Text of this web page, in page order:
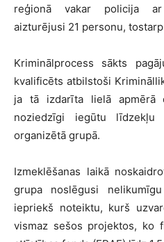
reģionā vakar policija ar
aizturējusi 21 personu,
Kriminālprocess sākts
kvalificēts atbilstoši
ja tā izdarīta lielā apmērā
noziedzīgi iegūtu līdzekļu
organizētā grupā.
Izmeklēšanas laikā
grupa noslēgusi
iepriekš noteiktu, kurš
vismaz sešos projektos, ko